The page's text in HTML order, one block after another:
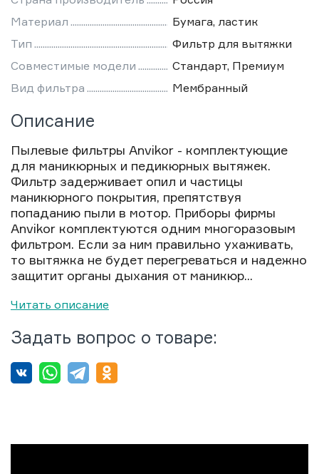
Материал
Бумага, ластик
Тип
Фильтр для вытяжки
Совместимые модели
Стандарт, Премиум
Вид фильтра
Мембранный
Описание
Пылевые фильтры Anvikor - комплектующие
для маникюрных и педикюрных вытяжек.
Фильтр задерживает опил и частицы
маникюрного покрытия, препятствуя
попаданию пыли в мотор. Приборы фирмы
Anvikor комплектуются одним многоразовым
фильтром. Если за ним правильно ухаживать,
то вытяжка не будет перегреваться и надежно
защитит органы дыхания от маникюр...
Читать описание
Задать вопрос о товаре: